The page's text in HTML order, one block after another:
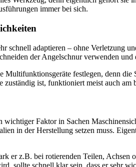
immer bei sich.
schnell adaptieren – ohne Verletzung
der Angelschnur verwenden
Multifunktionsgeräte festlegen, denn die
ist, funktioniert meist auch am
wichtiger Faktor in Sachen
in der Herstellung setzen muss.
er z.B. bei rotierenden Teilen, Achsen
sollte schnell klar sein, dass er sehr